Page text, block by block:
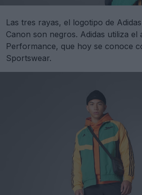
Las tres rayas, el logotipo de
Canon son negros. Adidas utiliza el
Performance, que hoy se conoce
Sportswear.